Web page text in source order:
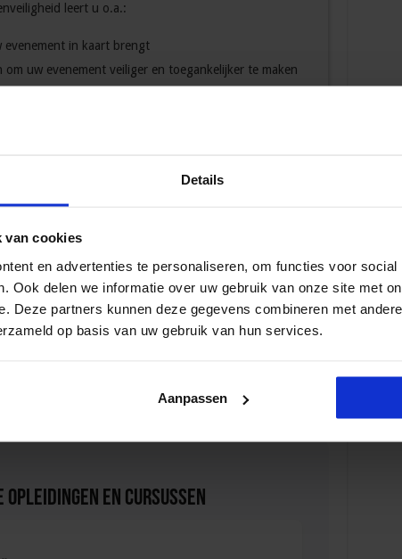
Details
van cookies
en advertenties te personaliseren, om functies voor
Ook delen we informatie over uw gebruik van onze site met
Deze partners kunnen deze gegevens combineren met
op basis van uw gebruik van hun services.
Aanpassen
leert u o.a.:
evenement in kaart brengt
uw evenement veiliger en toegankelijker te maken
Evenementen
leert u hoe gevaarlijke situaties op uw
praktijkleert u hoe u de vorming en verplaatsing van
op uw evenement voorkomt.
en Cursussen